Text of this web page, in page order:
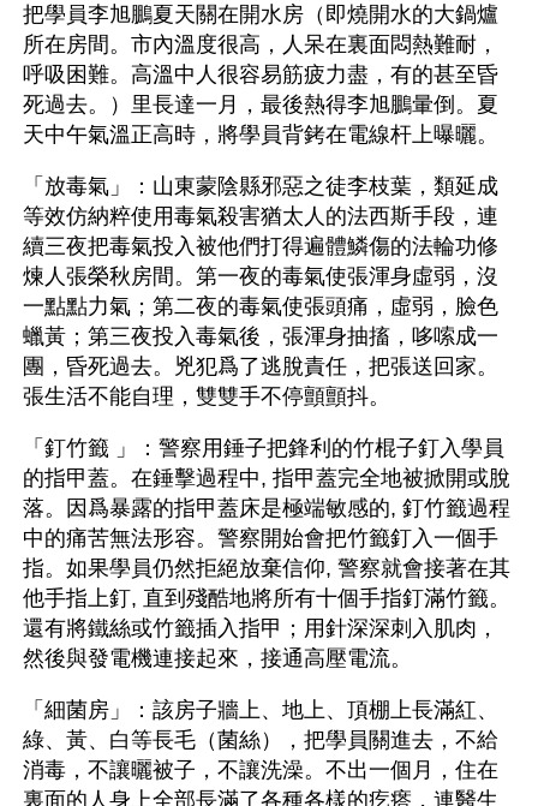
把學員李旭鵬夏天關在開水房（即燒開水的大鍋爐
所在房間。市內溫度很高，人呆在裏面悶熱難耐，
呼吸困難。高溫中人很容易筋疲力盡，有的甚至昏
死過去。）里長達一月，最後熱得李旭鵬暈倒。夏
天中午氣溫正高時，將學員背銬在電線杆上曝曬。
「放毒氣」：山東蒙陰縣邪惡之徒李枝葉，類延成
等效仿納粹使用毒氣殺害猶太人的法西斯手段，連
續三夜把毒氣投入被他們打得遍體鱗傷的法輪功修
煉人張榮秋房間。第一夜的毒氣使張渾身虛弱，沒
一點點力氣；第二夜的毒氣使張頭痛，虛弱，臉色
蠟黃；第三夜投入毒氣後，張渾身抽搐，哆嗦成一
團，昏死過去。兇犯爲了逃脫責任，把張送回家。
張生活不能自理，雙雙手不停顫顫抖。
「釘竹籤 」：警察用錘子把鋒利的竹棍子釘入學員
的指甲蓋。在錘擊過程中, 指甲蓋完全地被掀開或脫
落。因爲暴露的指甲蓋床是極端敏感的, 釘竹籤過程
中的痛苦無法形容。警察開始會把竹籤釘入一個手
指。如果學員仍然拒絕放棄信仰, 警察就會接著在其
他手指上釘, 直到殘酷地將所有十個手指釘滿竹籤。
還有將鐵絲或竹籤插入指甲；用針深深刺入肌肉，
然後與發電機連接起來，接通高壓電流。
「細菌房」：該房子牆上、地上、頂棚上長滿紅、
綠、黃、白等長毛（菌絲），把學員關進去，不給
消毒，不讓曬被子，不讓洗澡。不出一個月，住在
裏面的人身上全部長滿了各種各樣的疙瘩，連醫生